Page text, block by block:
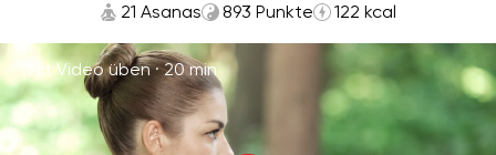
21 Asanas 893 Punkte 122 kcal
Mit Video üben ·20 min